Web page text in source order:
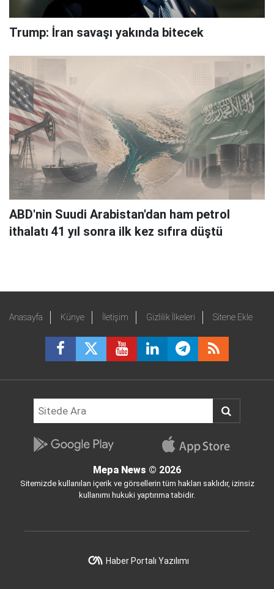
Trump: İran savaşı yakında bitecek
ABD'nin Suudi Arabistan'dan ham petrol
ithalatı 41 yıl sonra ilk kez sıfıra düştü
Anasayfa Künye İletişim Gizlilik İlkeleri Sitene Ekle
Mepa News © 2026
Sitemizde kullanılan içerik ve görsellerin tüm hakları saklıdır, izinsiz
kullanımı hukuki yaptırıma tabidir.
Haber Portalı Yazılımı